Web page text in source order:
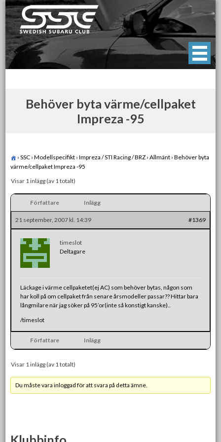
Skip
to
content
Swedish Subaru Club
För oss som älskar Subaru!
Behöver byta värme/cellpaket
Impreza -95
› SSC › Modellspecifikt › Impreza / STI Racing / BRZ › Allmänt › Behöver byta
värme/cellpaket Impreza -95
Visar 1 inlägg (av 1 totalt)
Författare Inlägg
21 september, 2007 kl. 14:39 #1369
timeslot
Deltagare
Läckage i värme cellpaketet(ej AC) som behöver bytas, någon som
har koll på om cellpaket från senare årsmodeller passar?? Hittar bara
långmilare när jag söker på 95’or(inte så konstigt kanske)..
/timeslot
Författare Inlägg
Visar 1 inlägg (av 1 totalt)
Du måste vara inloggad för att svara på detta ämne.